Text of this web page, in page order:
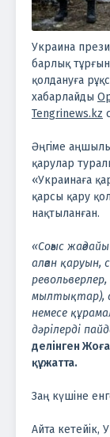
Украина
барлық
қолдануға
хабарлайды
Tengrinews.kz
Әңгіме
қарулар
«Украинаға
қарсы қару
нақтыланған.
«Соғыс
алған
мылтықтар),
немесе
дәрілерді
делінген
құжатта.
Заң күшіне
Айта кетейік,